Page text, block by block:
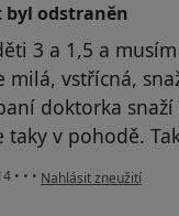
byl odstraněn
3 a 1,5 a
milá, vstřícná,
doktorka
taky v pohodě.
• • • podle názoru uživatele
Nahlásit zneužití